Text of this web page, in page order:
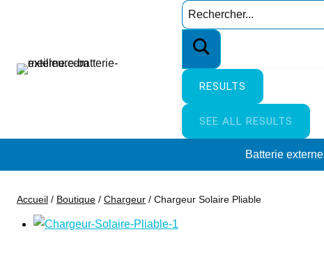
Search
…
RESULTS
SEE ALL RESULTS
Batterie externe
Accueil / Boutique / Chargeur / Chargeur Solaire Pliable